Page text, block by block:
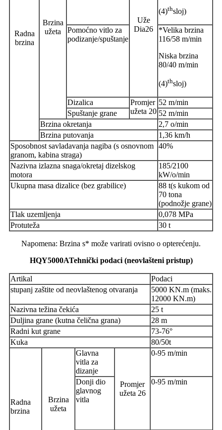
Radna
brzina
Brzina
užeta
Uže
Dia26
(4)thsloj)
Pomoćno vitlo za
podizanje/spuštanje
*Velika brzina
116/58 m/min
Niska brzina
80/40 m/min
(4)thsloj)
Dizalica
Promjer
užeta 20
52 m/min
Spuštanje grane
52 m/min
Brzina okretanja
2,7 o/min
Brzina putovanja
1,36 km/h
Sposobnost savladavanja nagiba (s osnovnom
granom, kabina straga)
40%
Nazivna izlazna snaga/okretaj dizelskog
motora
185/2100
kW/o/min
Ukupna masa dizalice (bez grabilice)
88 t(s kukom od
70 tona
(podnožje grane)
Tlak uzemljenja
0,078 MPa
Protuteža
30 t
Napomena: Brzina s* može varirati ovisno o opterećenju.
HQY5000ATehnički podaci (neovlašteni pristup)
Artikal
Podaci
stupanj zaštite od neovlaštenog otvaranja
5000 KN.m (maks.
12000 KN.m)
Nazivna težina čekića
25 t
Duljina grane (kutna čelična grana)
28 m
Radni kut grane
73-76°
Kuka
80/50t
Radna
brzina
Brzina
užeta
Glavna
vitla za
dizanje
Promjer
užeta 26
0-95 m/min
Donji dio
glavnog
vitla
0-95 m/min